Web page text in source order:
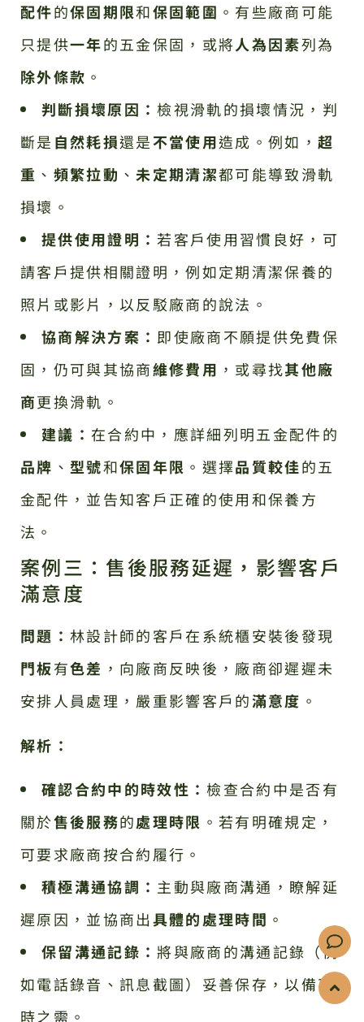
配件的保固期限和保固範圍 。有些廠商可能
只提供一年的五金保固，或將人為因素列為
除外條款 。
判斷損壞原因：檢視滑軌的損壞情況，判
斷是 自然耗損還是不當使用造成。例如，超
重 、 頻繁拉動 、未定期清潔都可能導致滑軌
損壞。
提供使用證明：若客戶使用習慣良好，可
請客戶提供相關證明，例如定期清潔保養的
照片或影片，以反駁廠商的說法。
協商解決方案： 即使廠商不願提供免費保
固，仍可與其協商維修費用 ，或尋找其他廠
商更換滑軌。
建議： 在合約中，應詳細列明五金配件的
品牌 、型號和保固年限 。選擇品質較佳的五
金配件，並告知客戶正確的使用和保養方
法。
案例三：售後服務延遲，影響客戶
滿意度
問題：林設計師的客戶在系統櫃安裝後發現
門板有色差 ，向廠商反映後，廠商卻遲遲未
安排人員處理，嚴重影響客戶的滿意度 。
解析：
確認合約中的時效性：檢查合約中是否有
關於售後服務的處理時限 。若有明確規定，
可要求廠商按合約履行。
積極溝通協調： 主動與廠商溝通，瞭解延
遲原因，並協商出具體的處理時間 。
保留溝通記錄：將與廠商的溝通記錄（例
如電話錄音、訊息截圖）妥善保存，以備不
時之需。